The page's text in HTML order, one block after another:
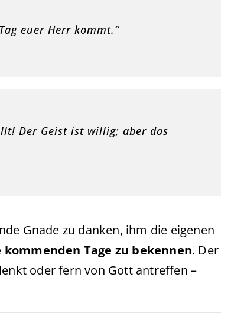
euer Herr kommt.“
Der Geist ist willig; aber das
Gnade zu danken, ihm die eigenen
Tage zu bekennen. Der
oder fern von Gott antreffen –